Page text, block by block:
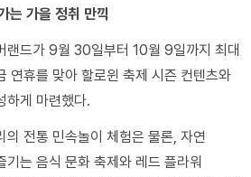
가을 정취 만끽
랜드가 9월 30일부터 10월 9일까지 최대
연휴를 맞아 할로윈 축제 시즌 컨텐츠와
하게 마련했다.
의 전통 민속놀이 체험은 물론, 자연
는 음식 문화 축제와 레드 플라워